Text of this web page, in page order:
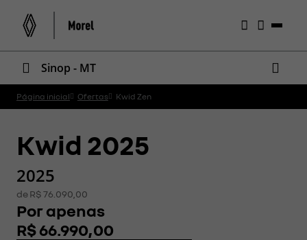
Sinop - MT
Página inicial Ofertas Kwid Zen
Kwid 2025
2025
de R$ 76.090,00
Por apenas
R$ 66.990,00